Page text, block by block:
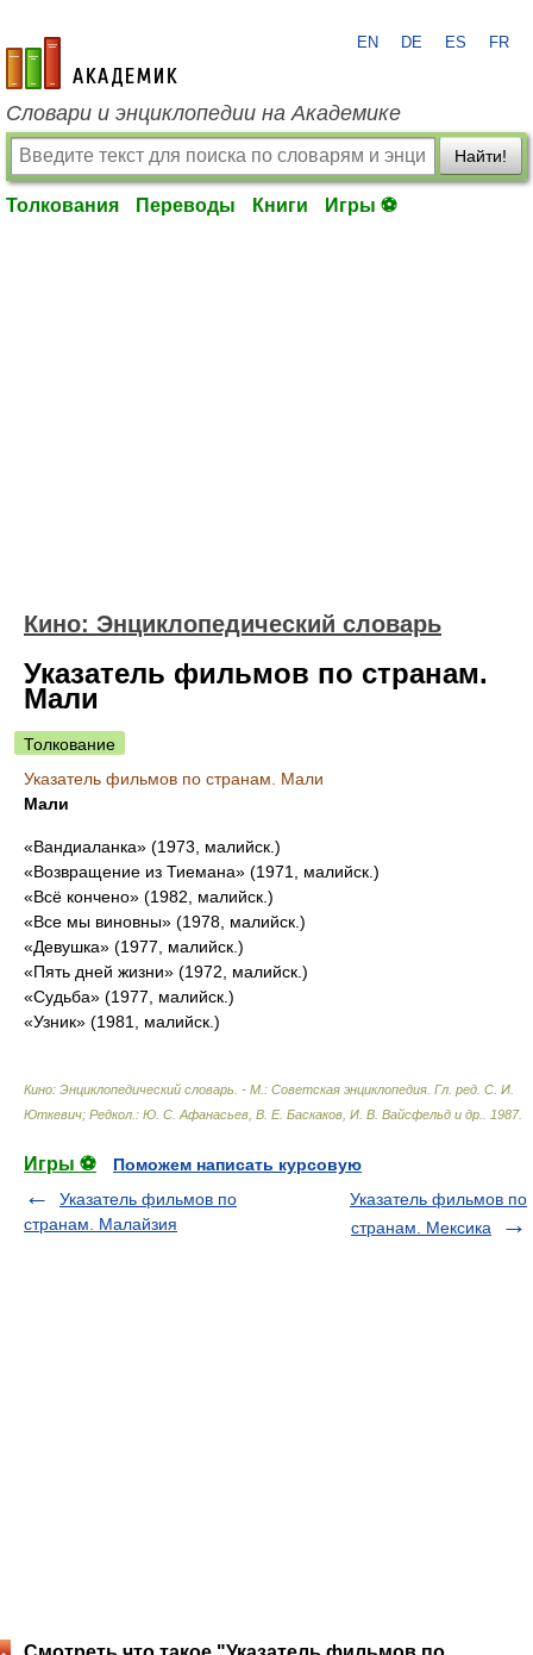
academic.ru
EN DE ES FR
Словари и энциклопедии на Академике
Найти!
Толкования Переводы Книги Игры ⚽
Кино: Энциклопедический словарь
Указатель фильмов по странам.
Мали
Толкование
Указатель фильмов по странам. Мали
Мали
«Вандиаланка» (1973, малийск.)
«Возвращение из Тиемана» (1971, малийск.)
«Всё кончено» (1982, малийск.)
«Все мы виновны» (1978, малийск.)
«Девушка» (1977, малийск.)
«Пять дней жизни» (1972, малийск.)
«Судьба» (1977, малийск.)
«Узник» (1981, малийск.)
Кино: Энциклопедический словарь. - М.: Советская энциклопедия Гл. ред. С. И.
Юткевич; Редкол.: Ю. С. Афанасьев, В. Е. Баскаков, И. В. Вайсфельд и др.
1987.
Игры ⚽
Поможем написать курсовую
Указатель фильмов по
странам. Малайзия
Указатель фильмов по
странам. Мексика